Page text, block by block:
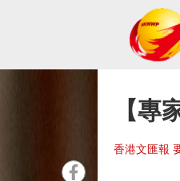
【專
香港文匯報